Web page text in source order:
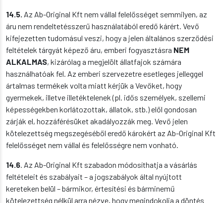
14.5. Az Ab-Original Kft nem vállal felelősséget semmilyen, az
áru nem rendeltetésszerű használatából eredő kárért. Vevő
kifejezetten tudomásul veszi, hogy a jelen általános szerződési
feltételek tárgyát képező áru, emberi fogyasztásra NEM
ALKALMAS, kizárólag a megjelölt állatfajok számára
használhatóak fel. Az emberi szervezetre esetleges jelleggel
ártalmas termékek volta miatt kérjük a Vevőket, hogy
gyermekek, illetve illetéktelenek (pl. idős személyek, szellemi
képességekben korlátozottak, állatok, stb.) elől gondosan
zárják el, hozzáférésüket akadályozzák meg. Vevő jelen
kötelezettség megszegéséből eredő károkért az Ab-Original Kft
felelősséget nem vállal és felelősségre nem vonható.
14.6. Az Ab-Original Kft szabadon módosíthatja a vásárlás
feltételeit és szabályait – a jogszabályok által nyújtott
kereteken belül – bármikor, értesítési és bárminemű
kötelezettség nélkül arra nézve, hogy megindokolja a döntés